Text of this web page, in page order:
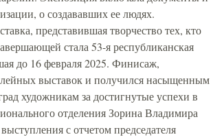
о создававших ее людях.
представившая творчество тех, кто
стала 53-я республиканская
до 16 февраля 2025. Финисаж,
выставок и получился насыщенным
художникам за достигнутые успехи в
отделения Зорина Владимира
с отчетом председателя